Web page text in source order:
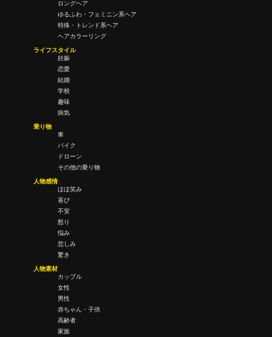
ロングヘア
ゆるふわ・フェミニン系ヘア
特殊・トレンド系ヘア
ヘアカラーリング
ライフスタイル
妊娠
恋愛
結婚
学校
趣味
病気
乗り物
車
バイク
ドローン
その他の乗り物
人物感情
ほほ笑み
喜び
不安
怒り
悩み
悲しみ
驚き
人物素材
カップル
女性
男性
赤ちゃん・子供
高齢者
家族